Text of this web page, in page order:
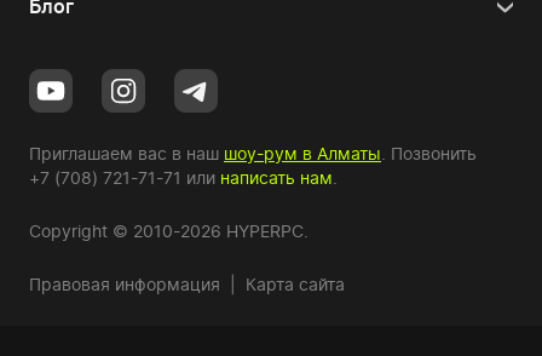
Блог
Приглашаем вас в наш шоу-рум в Алматы . Позвонить
+7 (708) 721-71-71 или написать нам
Copyright © 2010-2026 HYPERPC.
Правовая информация Карта сайта